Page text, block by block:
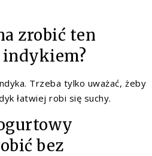
zrobić ten
indykiem?
Trzeba tylko uważać, żeby
łatwiej robi się suchy.
bez